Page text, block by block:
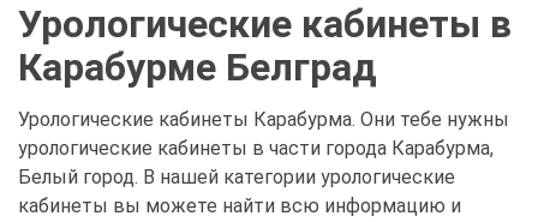
Урологические кабинеты в
Карабурме Белград
Урологические кабинеты Карабурма. Они тебе нужны
урологические кабинеты в части города Карабурма,
Белый город. В нашей категории урологические
кабинеты вы можете найти всю информацию и